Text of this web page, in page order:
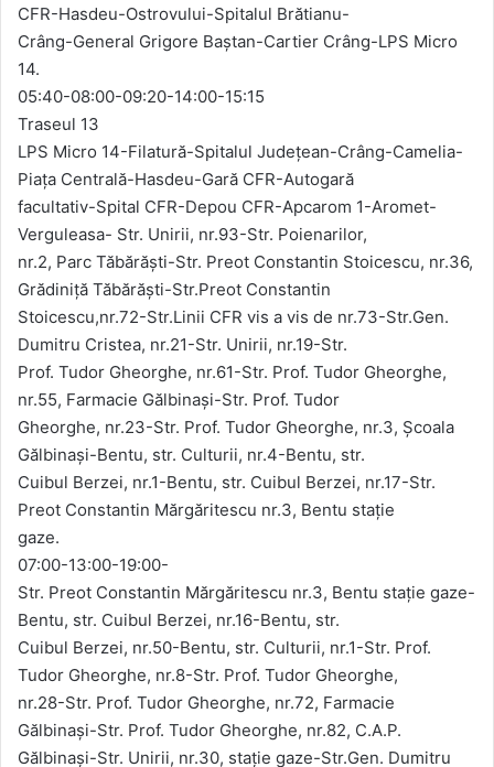
CFR-Hasdeu-Ostrovului-Spitalul Brătianu-
Crâng-General Grigore Baştan-Cartier Crâng-LPS Micro
14.
05:40-08:00-09:20-14:00-15:15
Traseul 13
LPS Micro 14-Filatură-Spitalul Judeţean-Crâng-Camelia-
Piaţa Centrală-Hasdeu-Gară CFR-Autogară
facultativ-Spital CFR-Depou CFR-Apcarom 1-Aromet-
Verguleasa- Str. Unirii, nr.93-Str. Poienarilor,
nr.2, Parc Tăbărăști-Str. Preot Constantin Stoicescu, nr.36,
Grădiniță Tăbărăști-Str.Preot Constantin
Stoicescu,nr.72-Str.Linii CFR vis a vis de nr.73-Str.Gen.
Dumitru Cristea, nr.21-Str. Unirii, nr.19-Str.
Prof. Tudor Gheorghe, nr.61-Str. Prof. Tudor Gheorghe,
nr.55, Farmacie Gălbinași-Str. Prof. Tudor
Gheorghe, nr.23-Str. Prof. Tudor Gheorghe, nr.3, Școala
Gălbinași-Bentu, str. Culturii, nr.4-Bentu, str.
Cuibul Berzei, nr.1-Bentu, str. Cuibul Berzei, nr.17-Str.
Preot Constantin Mărgăritescu nr.3, Bentu stație
gaze.
07:00-13:00-19:00-
Str. Preot Constantin Mărgăritescu nr.3, Bentu stație gaze-
Bentu, str. Cuibul Berzei, nr.16-Bentu, str.
Cuibul Berzei, nr.50-Bentu, str. Culturii, nr.1-Str. Prof.
Tudor Gheorghe, nr.8-Str. Prof. Tudor Gheorghe,
nr.28-Str. Prof. Tudor Gheorghe, nr.72, Farmacie
Gălbinași-Str. Prof. Tudor Gheorghe, nr.82, C.A.P.
Gălbinași-Str. Unirii, nr.30, stație gaze-Str.Gen. Dumitru